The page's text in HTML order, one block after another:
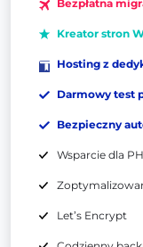
Bezpłatna
Kreator stron
Hosting z
Darmowy test
Bezpieczny
Wsparcie dla
Let’s Encrypt